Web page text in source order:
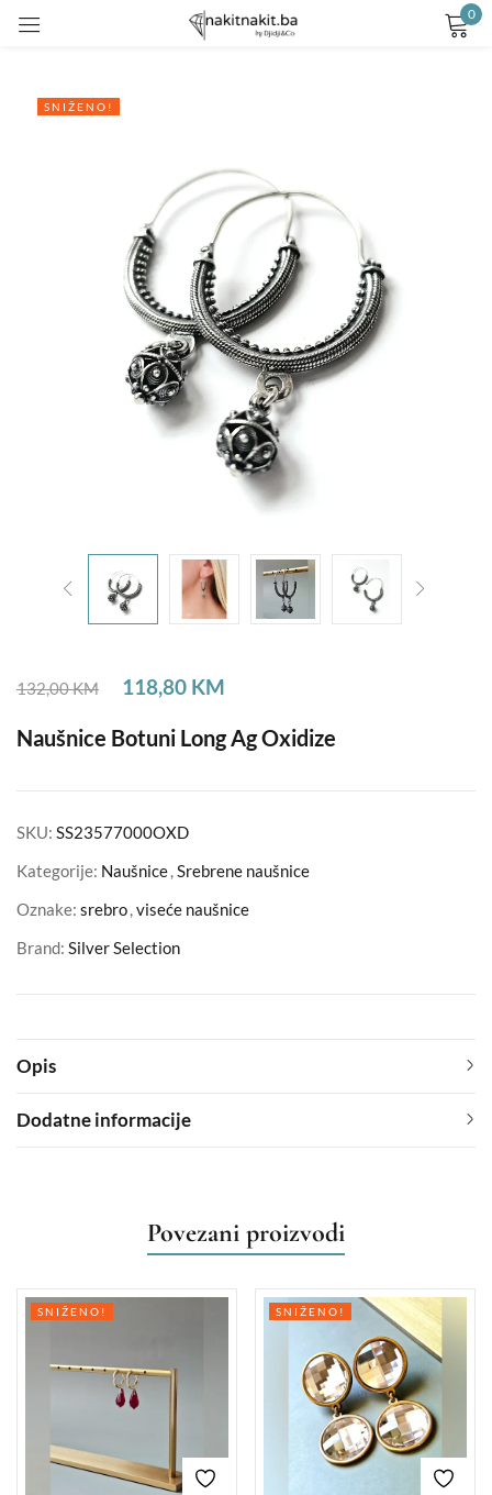
0
SNIŽENO!
132,00KM 118,80 KM
Naušnice Botuni Long Ag Oxidize
SKU: SS23577000OXD
Kategorije: Naušnice,Srebrene naušnice
Oznake: srebro,viseće naušnice
Brand: Silver Selection
Opis
Dodatne informacije
Povezani proizvodi
SNIŽENO! SNIŽENO!
Remember me Lost password?
LOG IN
CREATE AN ACCOUNT